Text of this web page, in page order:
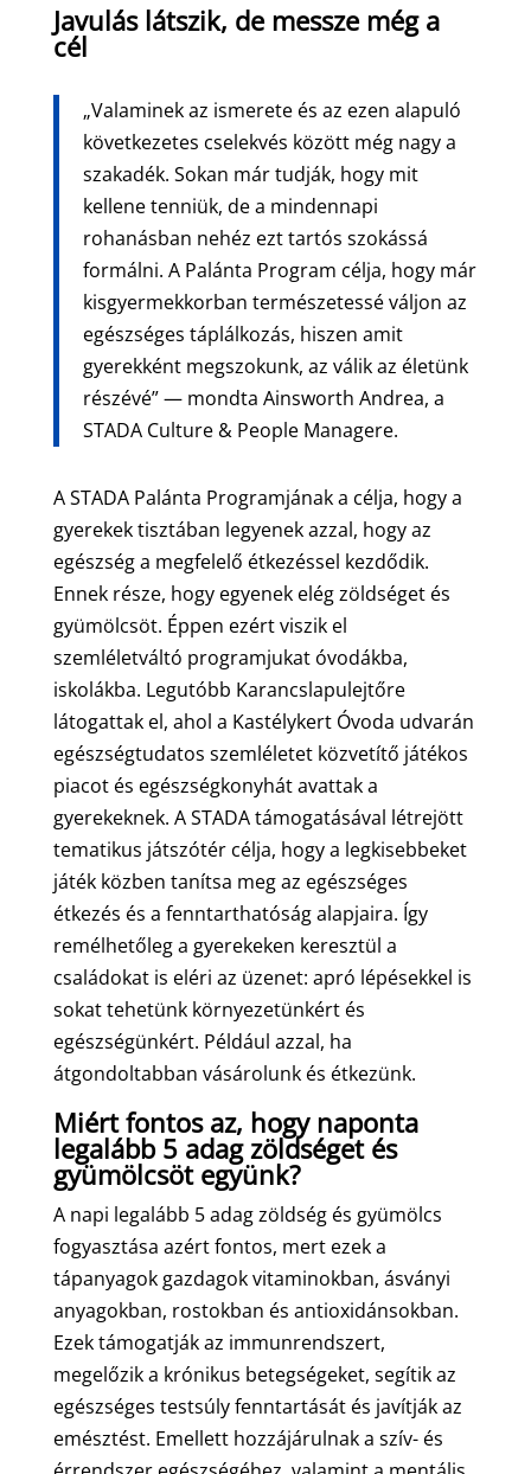
Javulás látszik, de messze még a
cél
„Valaminek az ismerete és az ezen alapuló
következetes cselekvés között még nagy a
szakadék. Sokan már tudják, hogy mit
kellene tenniük, de a mindennapi
rohanásban nehéz ezt tartós szokássá
formálni. A Palánta Program célja, hogy már
kisgyermekkorban természetessé váljon az
egészséges táplálkozás, hiszen amit
gyerekként megszokunk, az válik az életünk
részévé” — mondta Ainsworth Andrea, a
STADA Culture & People Managere.
A STADA Palánta Programjának a célja, hogy a
gyerekek tisztában legyenek azzal, hogy az
egészség a megfelelő étkezéssel kezdődik.
Ennek része, hogy egyenek elég zöldséget és
gyümölcsöt. Éppen ezért viszik el
szemléletváltó programjukat óvodákba,
iskolákba. Legutóbb Karancslapulejtőre
látogattak el, ahol a Kastélykert Óvoda udvarán
egészségtudatos szemléletet közvetítő játékos
piacot és egészségkonyhát avattak a
gyerekeknek. A STADA támogatásával létrejött
tematikus játszótér célja, hogy a legkisebbeket
játék közben tanítsa meg az egészséges
étkezés és a fenntarthatóság alapjaira. Így
remélhetőleg a gyerekeken keresztül a
családokat is eléri az üzenet: apró lépésekkel is
sokat tehetünk környezetünkért és
egészségünkért. Például azzal, ha
átgondoltabban vásárolunk és étkezünk.
Miért fontos az, hogy naponta
legalább 5 adag zöldséget és
gyümölcsöt együnk?
A napi legalább 5 adag zöldség és gyümölcs
fogyasztása azért fontos, mert ezek a
tápanyagok gazdagok vitaminokban, ásványi
anyagokban, rostokban és antioxidánsokban.
Ezek támogatják az immunrendszert,
megelőzik a krónikus betegségeket, segítik az
egészséges testsúly fenntartását és javítják az
emésztést. Emellett hozzájárulnak a szív- és